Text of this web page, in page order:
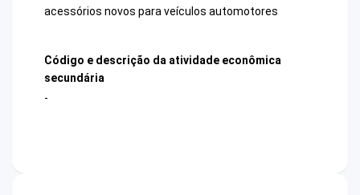
acessórios novos para veículos automotores
Código e descrição da atividade econômica
secundária
-